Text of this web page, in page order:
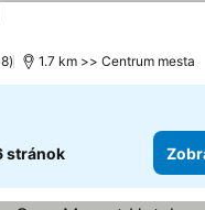
ceny
1.7 km >> Centrum mesta
stránok